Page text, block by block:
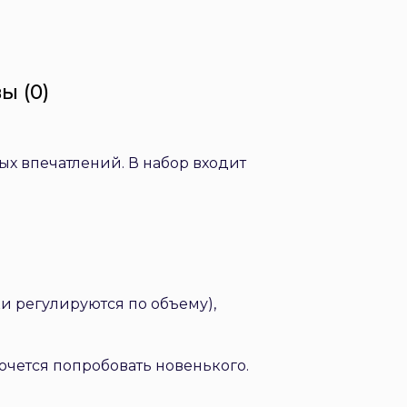
(0)
впечатлений. В набор входит
регулируются по объему),
попробовать новенького.